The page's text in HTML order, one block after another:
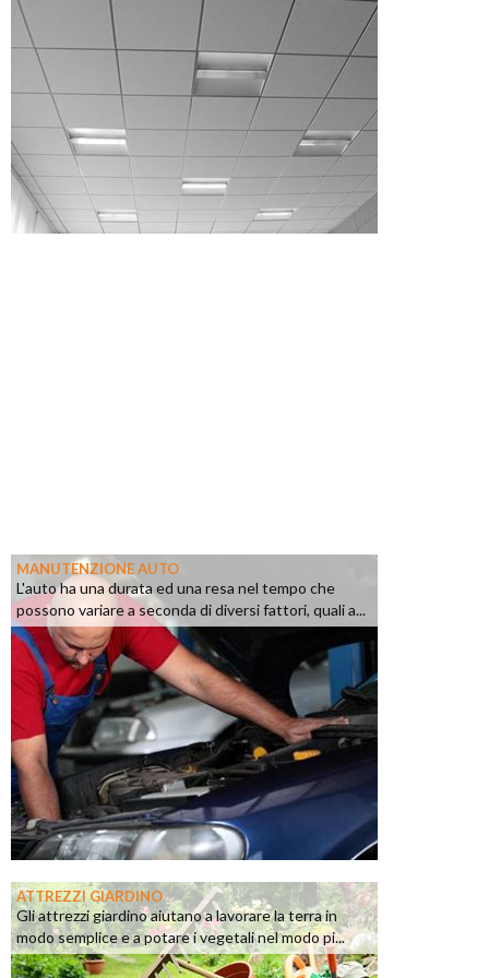
MANUTENZIONE AUTO
L'auto ha una durata ed una resa nel tempo che
possono variare a seconda di diversi fattori, quali a...
ATTREZZI GIARDINO
Gli attrezzi giardino aiutano a lavorare la terra in
modo semplice e a potare i vegetali nel modo pi...